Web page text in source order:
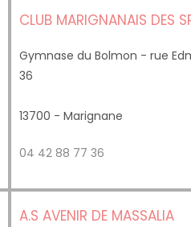
CLUB MARIGNANAIS DES
Gymnase du Bolmon - rue
36
13700 - Marignane
04 42 88 77 36
A.S AVENIR DE MASSALIA